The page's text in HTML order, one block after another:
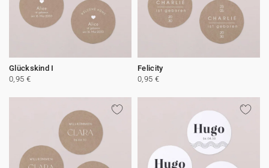
Glückskind I
0,95 €
Felicity
0,95 €